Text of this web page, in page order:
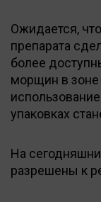
Ожидается,
препарата
более
морщин в зоне
упаковках
На
разрешены к